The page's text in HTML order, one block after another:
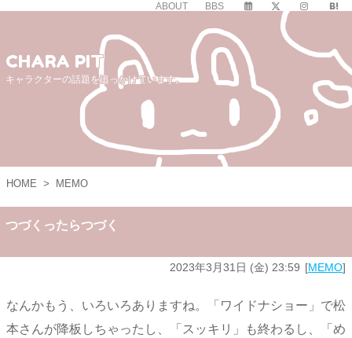
ABOUT BBS
CHARA PIT
キャラクターの話題を追っかけています。
HOME > MEMO
つづくったらつづく
2023年3月31日 (金) 23:59 MEMO
なんかもう、いろいろありますね。「ワイドナショー」で松
本さんが降板しちゃったし、「スッキリ」も終わるし、「め